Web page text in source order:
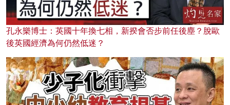
孔永樂博士：英國十年換七相，新揆會否步前任後塵？脫歐
後英國經濟為何仍然低迷？